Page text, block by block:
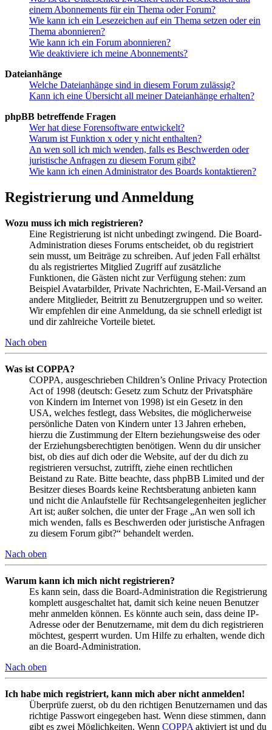
einem Abonnements für ein Thema oder Forum?
Wie kann ich ein Lesezeichen auf ein Thema setzen oder ein
Thema abonnieren?
Wie kann ich ein Forum abonnieren?
Wie deaktiviere ich meine Abonnements?
Dateianhänge
Welche Dateianhänge sind in diesem Forum zulässig?
Kann ich eine Übersicht all meiner Dateianhänge erhalten?
phpBB betreffende Fragen
Wer hat diese Forensoftware entwickelt?
Warum ist Funktion x oder y nicht enthalten?
An wen soll ich mich wenden, falls es Beschwerden oder
juristische Anfragen zu diesem Forum gibt?
Wie kann ich einen Administrator des Boards kontaktieren?
Registrierung und Anmeldung
Wozu muss ich mich registrieren?
Eine Registrierung ist nicht unbedingt zwingend. Die Board-
Administration dieses Forums entscheidet, ob du registriert
sein musst, um Beiträge zu schreiben. Auf jeden Fall erhältst
du als registriertes Mitglied Zugriff auf zusätzliche
Funktionen, die Gästen nicht zur Verfügung stehen: zum
Beispiel Avatarbilder, Private Nachrichten, E-Mail-Versand an
andere Mitglieder, Beitritt zu Benutzergruppen und so weiter.
Wir empfehlen dir eine Anmeldung, da sie schnell erledigt ist
und dir zahlreiche Vorteile bietet.
Nach oben
Was ist COPPA?
COPPA, ausgeschrieben Children’s Online Privacy Protection
Act of 1998 (deutsch: Gesetz zum Schutz der Privatsphäre
von Kindern im Internet von 1998) ist ein Gesetz in den
USA, welches festlegt, dass Websites, die möglicherweise
persönliche Daten von Kindern unter 13 Jahren erheben,
hierzu die Zustimmung der Eltern beziehungsweise des oder
der Erziehungsberechtigten benötigen. Wenn du dir unsicher
bist, ob dies auf dich oder die Website, auf der du dich zu
registrieren versuchst, zutrifft, ziehe einen rechtlichen
Beistand zu Rate. Bitte beachte, dass phpBB Limited und der
Besitzer dieses Boards keine Rechtsberatung anbieten kann
und nicht die Anlaufstelle für Rechtsangelegenheiten jeglicher
Art ist; außer solchen, die unter der Frage „An wen soll ich
mich wenden, falls es Beschwerden oder juristische Anfragen
zu diesem Forum gibt?“ behandelt werden.
Nach oben
Warum kann ich mich nicht registrieren?
Es kann sein, dass die Board-Administration die Registrierung
komplett ausgeschaltet hat, damit sich keine neuen Benutzer
mehr anmelden können. Es könnte auch sein, dass deine IP-
Adresse oder der Benutzername, mit dem du dich registrieren
möchtest, gesperrt wurden. Um Hilfe zu erhalten, wende dich
an die Board-Administration.
Nach oben
Ich habe mich registriert, kann mich aber nicht anmelden!
Überprüfe zuerst, ob du den richtigen Benutzernamen und das
richtige Passwort eingegeben hast. Wenn diese stimmen, dann
gibt es zwei Möglichkeiten. Wenn COPPA aktiviert ist und du